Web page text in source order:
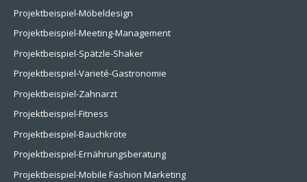
Projektbeispiel-Möbeldesign
Projektbeispiel-Meeting-Management
Projektbeispiel-Spätzle-Shaker
Projektbeispiel-Varieté-Gastronomie
Projektbeispiel-Zahnarzt
Projektbeispiel-Fitness
Projektbeispiel-Bauchkröte
Projektbeispiel-Ernährungsberatung
Projektbeispiel-Mobile Fashion Marketing